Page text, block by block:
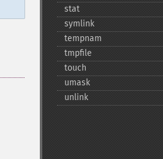
stat
symlink
tempnam
tmpfile
touch
umask
unlink